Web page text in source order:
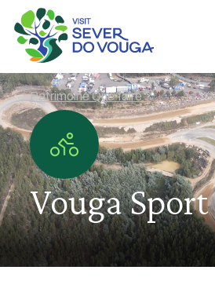
Patrimoine Que faire ?
Vouga